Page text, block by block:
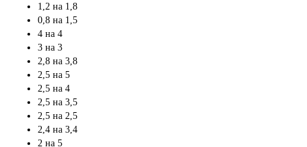
1,2 на 1,8
0,8 на 1,5
4 на 4
3 на 3
2,8 на 3,8
2,5 на 5
2,5 на 4
2,5 на 3,5
2,5 на 2,5
2,4 на 3,4
2 на 5